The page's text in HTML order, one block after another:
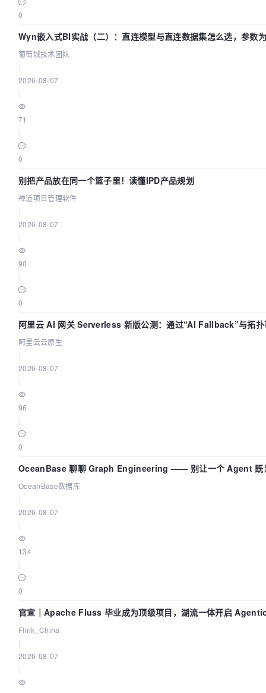
0
Wyn嵌入式BI实战（二）：直连模型与直连数据集怎么选，参数
效？| 葡萄城技术团队
葡萄城技术团队
2026-08-07
71
0
别把产品放在同一个篮子里！读懂IPD产品规划
禅道项目管理软件
2026-08-07
90
0
阿里云 AI 网关 Serverless 新版公测：通过“AI Fallback”与拓扑
AI 流量治理底座
阿里云云原生
2026-08-07
96
0
OceanBase 聊聊 Graph Engineering —— 别让一个 Agent 既
OceanBase数据库
2026-08-07
134
0
官宣｜Apache Fluss 毕业成为顶级项目，湖流一体开启
实时化时代
Flink_China
2026-08-07